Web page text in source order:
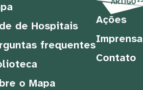
de Hospitais
frequentes
o Mapa
Ações
Imprensa
Contato